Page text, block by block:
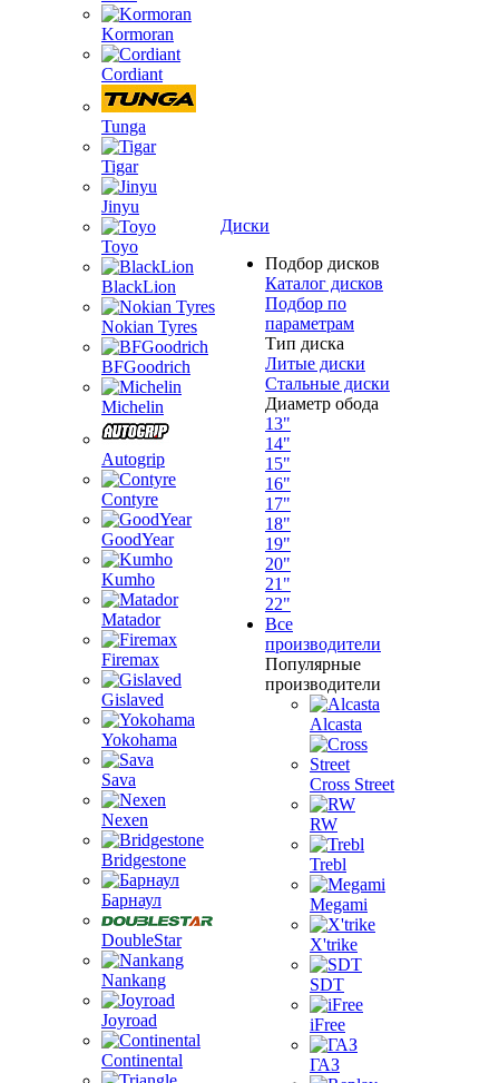
Kormoran
Cordiant
Tunga
Tigar
Jinyu
Toyo
BlackLion
Nokian Tyres
BFGoodrich
Michelin
Autogrip
Contyre
GoodYear
Kumho
Matador
Firemax
Gislaved
Yokohama
Sava
Nexen
Bridgestone
Барнаул
DoubleStar
Nankang
Joyroad
Continental
Диски
Подбор дисков
Каталог дисков
Подбор по
параметрам
Тип диска
Литые диски
Стальные диски
Диаметр обода
13"
14"
15"
16"
17"
18"
19"
20"
21"
22"
Все
производители
Популярные
производители
Alcasta
Cross Street
RW
Trebl
Megami
X'trike
SDT
iFree
ГАЗ